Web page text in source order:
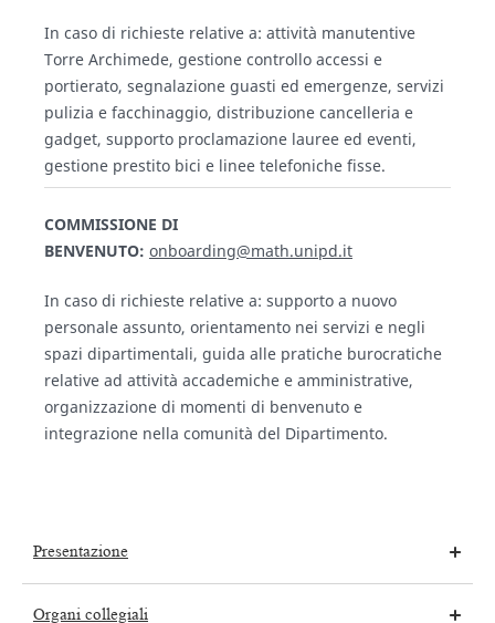
Presentazione
Organi collegiali
In caso di richieste relative a: attività manutentive
Torre Archimede, gestione controllo accessi e
portierato, segnalazione guasti ed emergenze, servizi
pulizia e facchinaggio, distribuzione cancelleria e
gadget, supporto proclamazione lauree ed eventi,
gestione prestito bici e linee telefoniche fisse.
COMMISSIONE DI
BENVENUTO: onboarding@math.unipd.it
In caso di richieste relative a: supporto a nuovo
personale assunto, orientamento nei servizi e negli
spazi dipartimentali, guida alle pratiche burocratiche
relative ad attività accademiche e amministrative,
organizzazione di momenti di benvenuto e
integrazione nella comunità del Dipartimento.